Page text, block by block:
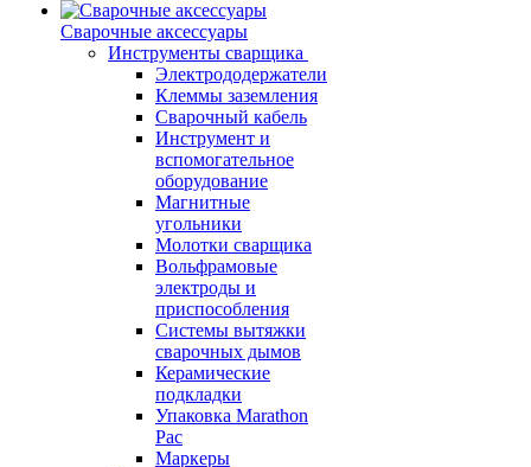
Сварочные аксессуары
Инструменты сварщика
Электрододержатели
Клеммы заземления
Сварочный кабель
Инструмент и
вспомогательное
оборудование
Магнитные
угольники
Молотки сварщика
Вольфрамовые
электроды и
приспособления
Системы вытяжки
сварочных дымов
Керамические
подкладки
Упаковка Marathon
Pac
Маркеры